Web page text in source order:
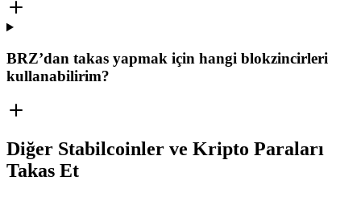
BRZ’dan takas yapmak için hangi blokzincirleri
kullanabilirim?
Diğer Stabilcoinler ve Kripto Paraları
Takas Et